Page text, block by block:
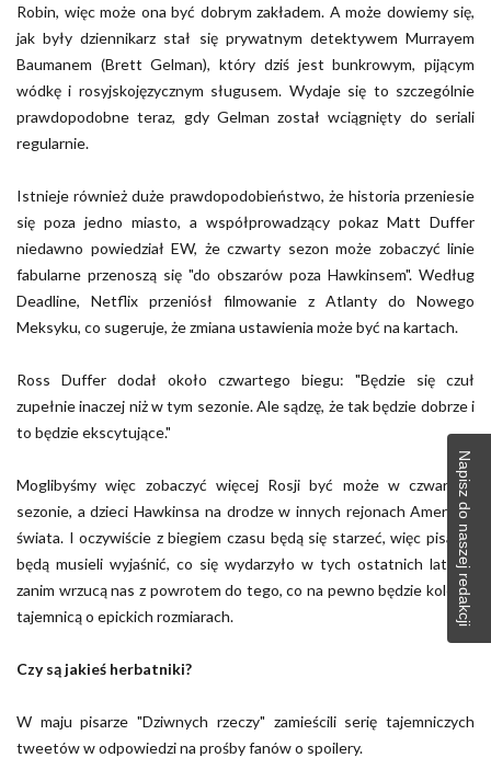
Robin, więc może ona być dobrym zakładem. A może dowiemy się,
jak były dziennikarz stał się prywatnym detektywem Murrayem
Baumanem (Brett Gelman), który dziś jest bunkrowym, pijącym
wódkę i rosyjskojęzycznym sługusem. Wydaje się to szczególnie
prawdopodobne teraz, gdy Gelman został wciągnięty do seriali
regularnie.
Istnieje również duże prawdopodobieństwo, że historia przeniesie
się poza jedno miasto, a współprowadzący pokaz Matt Duffer
niedawno powiedział EW, że czwarty sezon może zobaczyć linie
fabularne przenoszą się "do obszarów poza Hawkinsem". Według
Deadline, Netflix przeniósł filmowanie z Atlanty do Nowego
Meksyku, co sugeruje, że zmiana ustawienia może być na kartach.
Ross Duffer dodał około czwartego biegu: "Będzie się czuł
zupełnie inaczej niż w tym sezonie. Ale sądzę, że tak będzie dobrze i
to będzie ekscytujące."
Moglibyśmy więc zobaczyć więcej Rosji być może w czwartym
sezonie, a dzieci Hawkinsa na drodze w innych rejonach Ameryki i
świata. I oczywiście z biegiem czasu będą się starzeć, więc pisarze
będą musieli wyjaśnić, co się wydarzyło w tych ostatnich latach,
zanim wrzucą nas z powrotem do tego, co na pewno będzie kolejną
tajemnicą o epickich rozmiarach.
Czy są jakieś herbatniki?
W maju pisarze "Dziwnych rzeczy" zamieścili serię tajemniczych
tweetów w odpowiedzi na prośby fanów o spoilery.
Napisz do naszej redakcji